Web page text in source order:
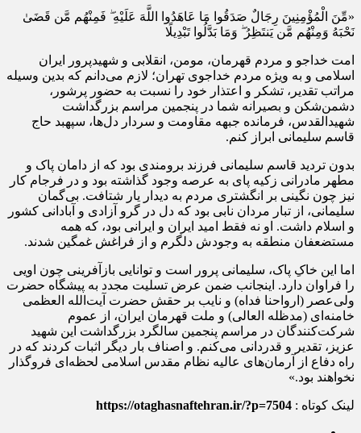
«مِّنَ الْمُؤْمِنِينَ رِجَالٌ صَدَقُوا مَا عَاهَدُوا اللَّهَ عَلَيْهِ ۖ فَمِنْهُم مَّن قَضَىٰ
نَحْبَهُ وَمِنْهُم مَّن يَنتَظِرُ ۖ وَمَا بَدَّلُوا تَبْدِيلًا
امت خداجو و مردم قهرمان، مومن، انقلابی و شهیدپرور ایران
اسلامی و به ویژه مردم خداجوی تهران؛ لازم می‌دانم که بدین وسیله
مراتب تقدیر، تشکر و اعتذار خود را نسبت به حضور پرشور،
دشمن‌شکن و بصیرانه شما در پنجمین مراسم بزرگداشت
شهیدالقدس، فرمانده جبهه مقاومت و سردار دل‌ها، سپهبد حاج
قاسم سلیمانی ابراز کنم.
بدون تردید قاسم سلیمانی فرزند برومندی بود که از دامان پاک و
مطهر مادرانی زکیه پای به عرصه وجود گذاشته بود و در فرجام کار
نیز چون نگینی بر انگشتری مردم به دیدار یار شتافت. بی‌گمان
سلیمانی، از تبار مردان نابی بود که دل در گرو آزادی و آبادانی کشور
و اسلام داشت. او نه فقط امید ایران و ایرانی بود، که همه
مستضعفان منطقه به وجودش دلگرم و از فراغش غمگین شدند.
اما این خاکِ پاک، سلیمانی پرور است و توانایی بازآفرینی چون اویی
را فراوان دارد. اینجانب ضمن عرض تسلیت مجدد به پیشگاه حضرت
ولی‌عصر (ارواحنا فداه) و نایب بر حقش حضرت آیت‌الله العظمی
خامنه‌ای (مدظله العالی) و ملت قهرمان ایران، از عموم
شرکت‌کنندگان در مراسم پنجمین سالگرد بزرگداشت این شهید
عزیز، تقدیر و قدردانی می‌کنم. و اصناف بار دیگر اثبات کردند که در
راه دفاع از آرمان‌های عالیه نظام مقدس اسلامی لحظه‌ای فروگذار
نخواهند بود.»
لینک کوتاه : https://otaghasnaftehran.ir/?p=7504